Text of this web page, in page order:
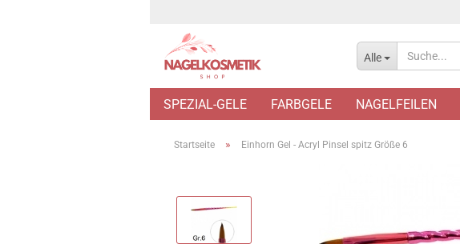
Alle
SPEZIAL-GELE FARBGELE NAGELFEILEN
Startseite » Einhorn Gel - Acryl Pinsel spitz Größe 6